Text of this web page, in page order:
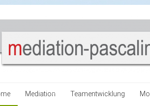
Mediation Teamentwicklung